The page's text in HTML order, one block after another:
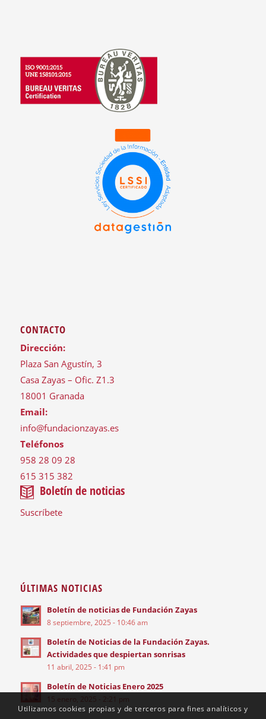
CONTACTO
Dirección:
Plaza San Agustín, 3
Casa Zayas – Ofic. Z1.3
18001 Granada
Email:
info@fundacionzayas.es
Teléfonos
958 28 09 28
615 315 382
Boletín de noticias
Suscríbete
ÚLTIMAS NOTICIAS
Boletín de noticias de Fundación Zayas
8 septiembre, 2025 - 10:46 am
Boletín de Noticias de la Fundación Zayas.
Actividades que despiertan sonrisas
11 abril, 2025 - 1:41 pm
Boletín de Noticias Enero 2025
15 enero, 2025 - 2:21 pm
Utilizamos cookies propias y de terceros para fines analíticos y